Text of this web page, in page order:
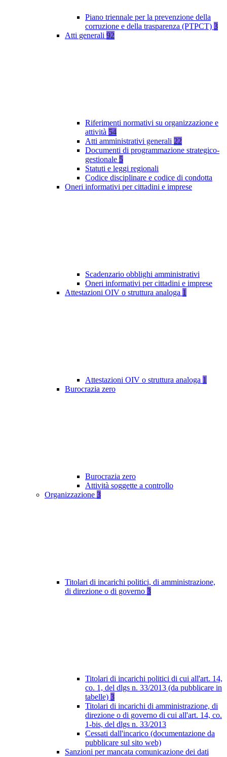
Piano triennale per la prevenzione della
corruzione e della trasparenza (PTPCT) 3
Atti generali 92
Riferimenti normativi su organizzazione e
attività 54
Atti amministrativi generali 22
Documenti di programmazione strategico-
gestionale 5
Statuti e leggi regionali
Codice disciplinare e codice di condotta
Oneri informativi per cittadini e imprese
Scadenzario obblighi amministrativi
Oneri informativi per cittadini e imprese
Attestazioni OIV o struttura analoga 1
Attestazioni OIV o struttura analoga 1
Burocrazia zero
Burocrazia zero
Attività soggette a controllo
Organizzazione 3
Titolari di incarichi politici, di amministrazione,
di direzione o di governo 3
Titolari di incarichi politici di cui all'art. 14,
co. 1, del dlgs n. 33/2013 (da pubblicare in
tabelle) 3
Titolari di incarichi di amministrazione, di
direzione o di governo di cui all'art. 14, co.
1-bis, del dlgs n. 33/2013
Cessati dall'incarico (documentazione da
pubblicare sul sito web)
Sanzioni per mancata comunicazione dei dati